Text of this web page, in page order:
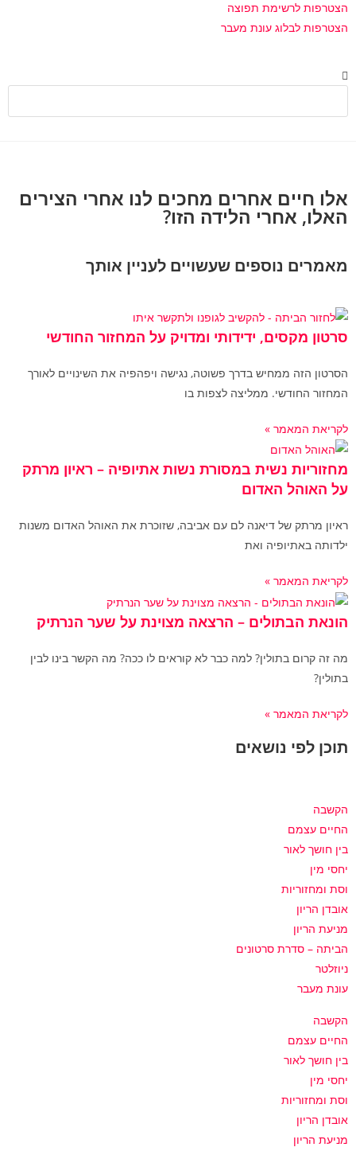
הצטרפות לרשימת תפוצה
הצטרפות לבלוג עונת מעבר
תוכן לפי נושאים
הקשבה
החיים עצמם
בין חושך לאור
יחסי מין
וסת ומחזוריות
אובדן הריון
מניעת הריון
הביתה – סדרת סרטונים
ניוזלטר
עונת מעבר
הקשבה
החיים עצמם
בין חושך לאור
יחסי מין
וסת ומחזוריות
אובדן הריון
מניעת הריון
אלו חיים אחרים מחכים לנו אחרי הצירים
האלו, אחרי הלידה הזו?
מאמרים נוספים שעשויים לעניין אותך
סרטון מקסים, ידידותי ומדויק על המחזור החודשי
הסרטון הזה ממחיש בדרך פשוטה, נגישה ויפהפיה את השינויים לאורך
המחזור החודשי. ממליצה לצפות בו
לקריאת המאמר »
מחזוריות נשית במסורת נשות אתיופיה – ראיון מרתק
על האוהל האדום
ראיון מרתק של דיאנה לם עם אביבה, שזוכרת את האוהל האדום משנות
ילדותה באתיופיה ואת
לקריאת המאמר »
הונאת הבתולים – הרצאה מצוינת על שער הנרתיק
מה זה קרום בתולין? למה כבר לא קוראים לו ככה? מה הקשר בינו לבין
בתולין?
לקריאת המאמר »